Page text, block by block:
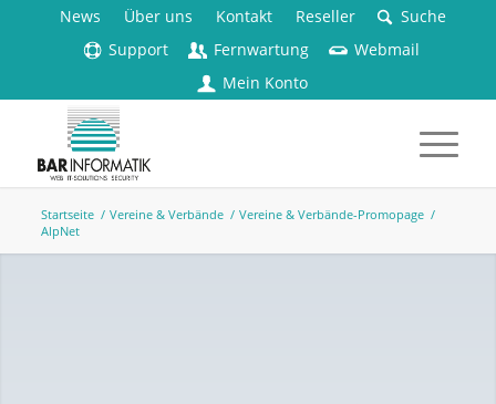
News Über uns Kontakt Reseller
Suche
Support
Fernwartung
Webmail
Mein Konto
Startseite / Vereine & Verbände / Vereine & Verbände-Promopage /
AlpNet